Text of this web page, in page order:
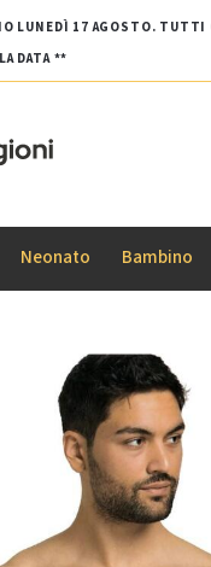
LUNEDÌ 17 AGOSTO.
DATA **
Neonato Bambino